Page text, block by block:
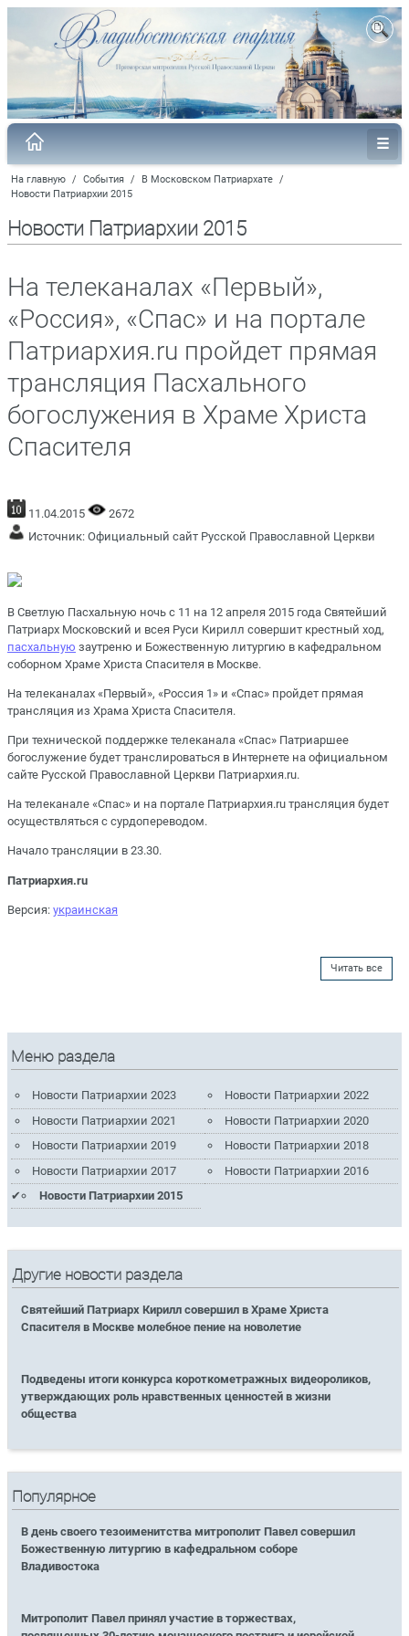
На главную / События / В Московском Патриархате /
Новости Патриархии 2015
Новости Патриархии 2015
На телеканалах «Первый»,
«Россия», «Спас» и на портале
Патриархия.ru пройдет прямая
трансляция Пасхального
богослужения в Храме Христа
Спасителя
11.04.2015
2672
Источник: Официальный сайт Русской Православной Церкви
В Светлую Пасхальную ночь с 11 на 12 апреля 2015 года Святейший
Патриарх Московский и всея Руси Кирилл совершит крестный ход,
пасхальную заутреню и Божественную литургию в кафедральном
соборном Храме Христа Спасителя в Москве.
На телеканалах «Первый», «Россия 1» и «Спас» пройдет прямая
трансляция из Храма Христа Спасителя.
При технической поддержке телеканала «Спас» Патриаршее
богослужение будет транслироваться в Интернете на официальном
сайте Русской Православной Церкви Патриархия.ru.
На телеканале «Спас» и на портале Патриархия.ru трансляция будет
осуществляться с сурдопереводом.
Начало трансляции в 23.30.
Патриархия.ru
Версия: украинская
Читать все
Меню раздела
Новости Патриархии 2023
Новости Патриархии 2022
Новости Патриархии 2021
Новости Патриархии 2020
Новости Патриархии 2019
Новости Патриархии 2018
Новости Патриархии 2017
Новости Патриархии 2016
Новости Патриархии 2015
Другие новости раздела
Святейший Патриарх Кирилл совершил в Храме Христа
Спасителя в Москве молебное пение на новолетие
Подведены итоги конкурса короткометражных видеороликов,
утверждающих роль нравственных ценностей в жизни
общества
Популярное
В день своего тезоименитства митрополит Павел совершил
Божественную литургию в кафедральном соборе
Владивостока
Митрополит Павел принял участие в торжествах,